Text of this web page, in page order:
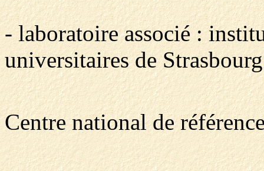
- laboratoire associé :
universitaires de
Centre national de